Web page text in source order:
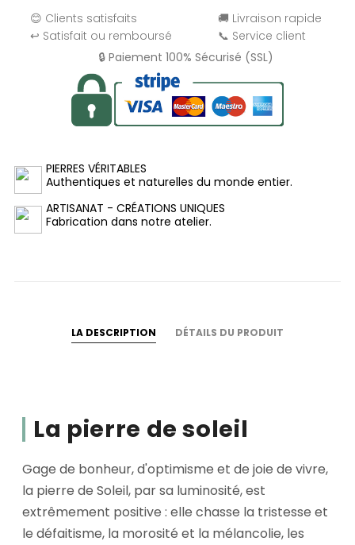
😊 Clients satisfaits
🚚 Livraison rapide
↩️ Satisfait ou remboursé
📞 Service client
🔒 Paiement 100% Sécurisé (SSL)
PIERRES VÉRITABLES
Authentiques et naturelles du monde entier.
ARTISANAT - CRÉATIONS UNIQUES
Fabrication dans notre atelier.
LA DESCRIPTION DÉTAILS DU PRODUIT
La pierre de soleil
Gage de bonheur, d'optimisme et de joie de vivre,
la pierre de Soleil, par sa luminosité, est
extrêmement positive : elle chasse la tristesse et
le défaitisme, la morosité et la mélancolie, les